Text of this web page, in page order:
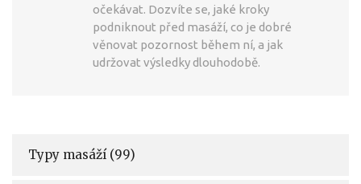
očekávat. Dozvíte se, jaké kroky
podniknout před masáží, co je dobré
věnovat pozornost během ní, a jak
udržovat výsledky dlouhodobě.
Typy masáží (99)